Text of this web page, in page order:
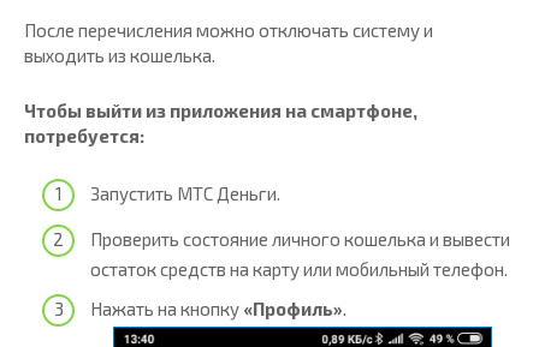
После перечисления можно отключать систему и
выходить из кошелька.
Чтобы выйти из приложения на смартфоне,
потребуется:
Запустить МТС Деньги.
Проверить состояние личного кошелька и вывести
остаток средств на карту или мобильный телефон.
Нажать на кнопку «Профиль».